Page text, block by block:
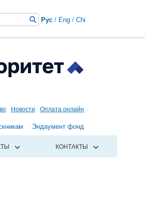
Рус / Eng / Chi
Новости Оплата онлайн
Эндаумент фонд
КОНТАКТЫ